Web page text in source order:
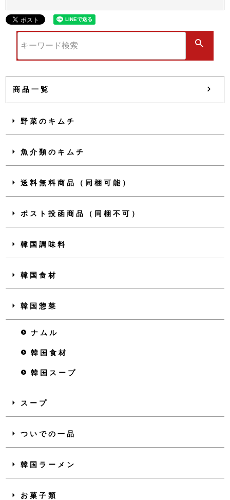
商品一覧
野菜のキムチ
魚介類のキムチ
送料無料商品（同梱可能）
ポスト投函商品（同梱不可）
韓国調味料
韓国食材
韓国惣菜
ナムル
韓国食材
韓国スープ
スープ
ついでの一品
韓国ラーメン
お菓子類